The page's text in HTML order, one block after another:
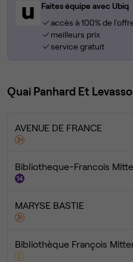
Faites équipe avec Ubiq
accès à 100% de
meilleurs prix
service gratuit
Quai Panhard Et
AVENUE DE FRANCE
Bibliotheque-Francois
MARYSE BASTIE
Bibliothèque François